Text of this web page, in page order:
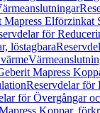
Mapress Elförzinkat
för
löstagbara
Mapress
Reservdelar för
för Övergångar
Koppar,